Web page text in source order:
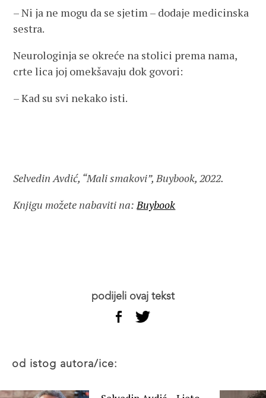
– Ni ja ne mogu da se sjetim – dodaje medicinska
sestra.
Neurologinja se okreće na stolici prema nama,
crte lica joj omekšavaju dok govori:
– Kad su svi nekako isti.
Selvedin Avdić, “Mali smakovi”, Buybook, 2022.
Knjigu možete nabaviti na:Buybook
podijeli ovaj tekst
od istog autora/ice: